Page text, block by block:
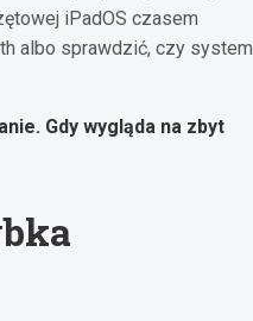
iPadOS czasem
albo sprawdzić, czy system
Gdy wygląda na zbyt